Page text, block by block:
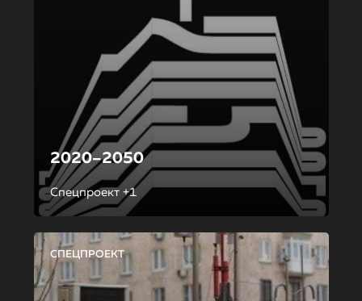
2020–2050
Спецпроект +1
СПЕЦПРОЕКТ